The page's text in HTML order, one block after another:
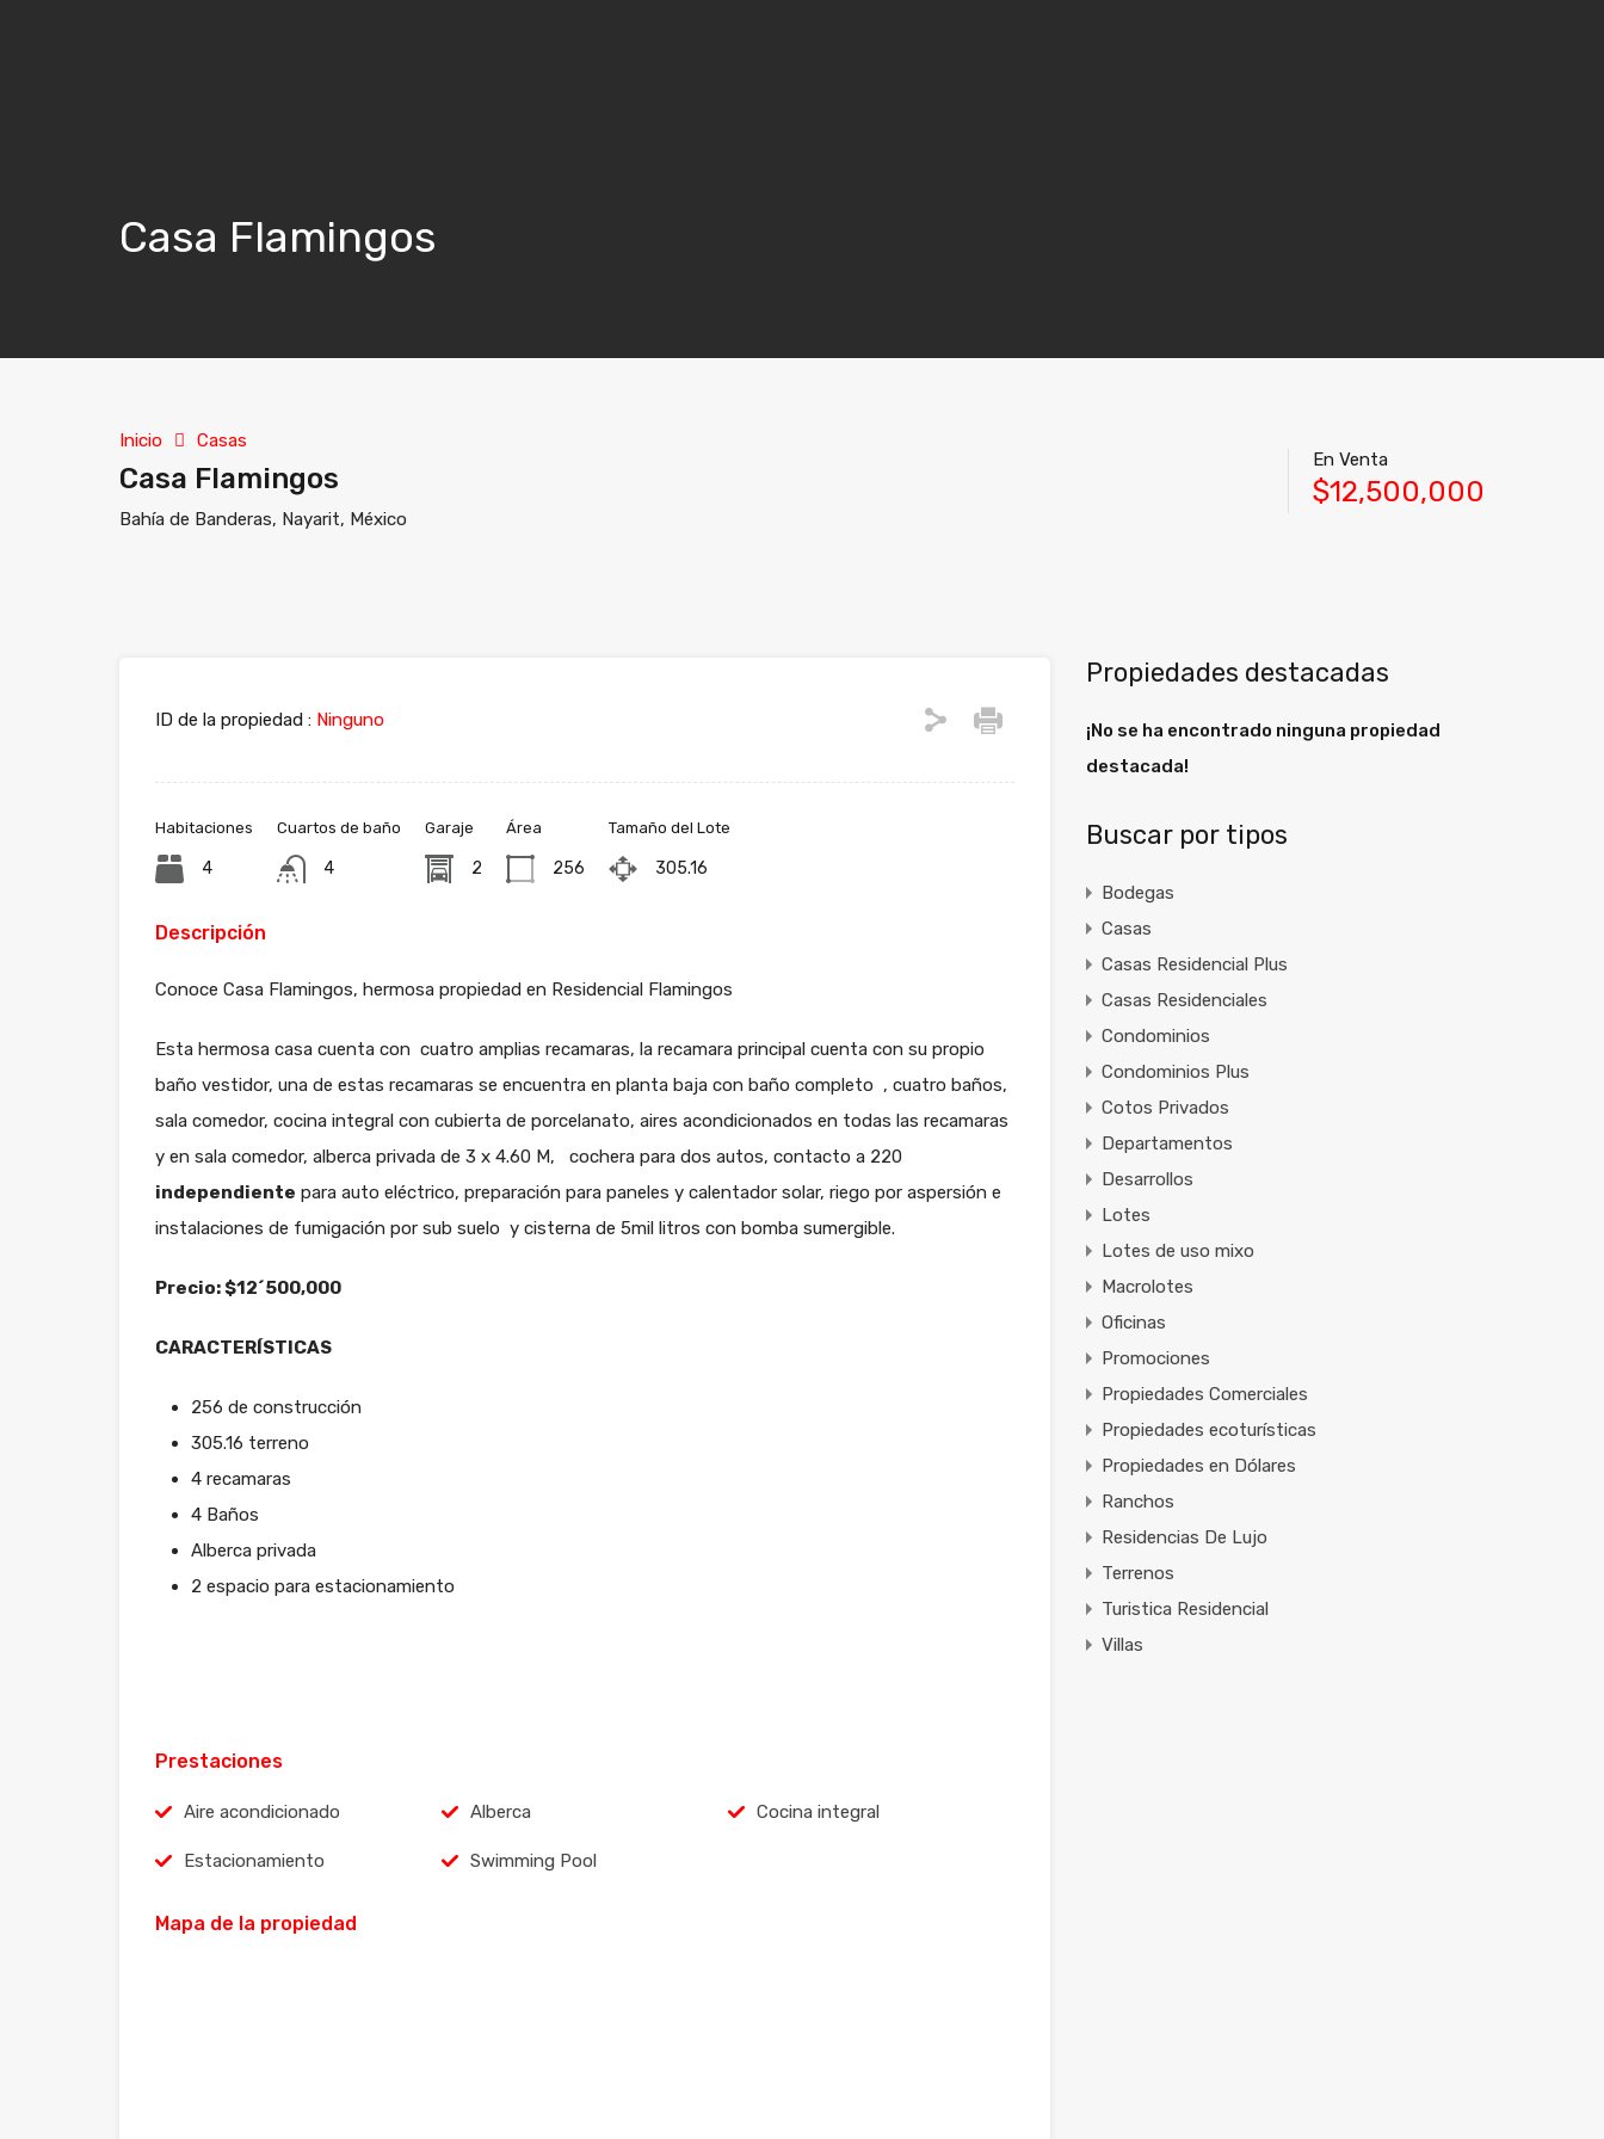
Casa Flamingos
Inicio Casas
Casa Flamingos
Bahía de Banderas, Nayarit, México
En Venta
$12,500,000
ID de la propiedad : Ninguno
Habitaciones
4
Cuartos de baño
4
Garaje
2
Área
256
Tamaño del Lote
305.16
Descripción
Conoce Casa Flamingos, hermosa propiedad en Residencial Flamingos
Esta hermosa casa cuenta con cuatro amplias recamaras, la recamara principal cuenta con su propio
baño vestidor, una de estas recamaras se encuentra en planta baja con baño completo , cuatro baños,
sala comedor, cocina integral con cubierta de porcelanato, aires acondicionados en todas las recamaras
y en sala comedor, alberca privada de 3 x 4.60 M, cochera para dos autos, contacto a 220
independiente para auto eléctrico, preparación para paneles y calentador solar, riego por aspersión e
instalaciones de fumigación por sub suelo y cisterna de 5mil litros con bomba sumergible.
Precio: $12´500,000
CARACTERÍSTICAS
256 de construcción
305.16 terreno
4 recamaras
4 Baños
Alberca privada
2 espacio para estacionamiento
Prestaciones
Aire acondicionado Alberca Cocina integral
Estacionamiento Swimming Pool
Mapa de la propiedad
Propiedades destacadas
¡No se ha encontrado ninguna propiedad
destacada!
Buscar por tipos
Bodegas
Casas
Casas Residencial Plus
Casas Residenciales
Condominios
Condominios Plus
Cotos Privados
Departamentos
Desarrollos
Lotes
Lotes de uso mixo
Macrolotes
Oficinas
Promociones
Propiedades Comerciales
Propiedades ecoturísticas
Propiedades en Dólares
Ranchos
Residencias De Lujo
Terrenos
Turistica Residencial
Villas